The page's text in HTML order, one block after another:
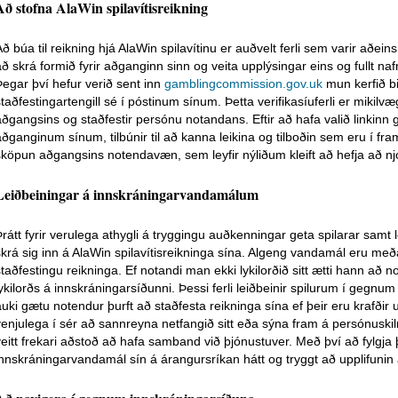
stofna AlaWin spilavítisreikning
búa til reikning hjá AlaWin spilavítinu er auðvelt ferli sem varir
skrá formið fyrir aðganginn sinn og veita upplýsingar eins og fullt
því hefur verið sent inn gamblingcommission.gov.uk mun kerfið
sé í póstinum sínum. Þetta verifikasíuferli er
og staðfestir persónu notandans. Eftir að hafa valið linkinn
sínum, tilbúnir til að kanna leikina og tilboðin sem eru í
aðgangsins notendavæn, sem leyfir nýliðum kleift að hefja að
á innskráningarvandamálum
fyrir verulega athygli á tryggingu auðkenningar geta spilarar
sig inn á AlaWin spilavítisreikninga sína. Algeng vandamál eru
reikninga. Ef notandi man ekki lykilorðið sitt ætti hann að
á innskráningarsíðunni. Þessi ferli leiðbeinir spilurum í
gætu notendur þurft að staðfesta reikninga sína ef þeir eru krafðir
í sér að sannreyna netfangið sitt eða sýna fram á
frekari aðstoð að hafa samband við þjónustuver. Með því að
sín á árangursríkan hátt og tryggt að